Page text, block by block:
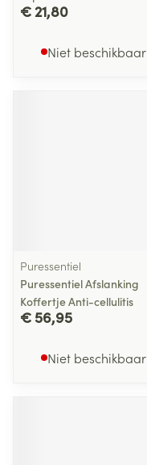
€ 21,80
Niet beschikbaar
Puressentiel
Puressentiel Afslanking
Koffertje Anti-cellulitis
€ 56,95
Niet beschikbaar